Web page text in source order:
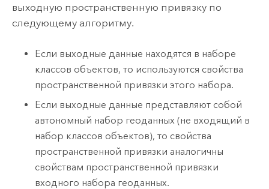
выходную пространственную привязку по
следующему алгоритму.
Если выходные данные находятся в наборе
классов объектов, то используются свойства
пространственной привязки этого набора.
Если выходные данные представляют собой
автономный набор геоданных (не входящий в
набор классов объектов), то свойства
пространственной привязки аналогичны
свойствам пространственной привязки
входного набора геоданных.